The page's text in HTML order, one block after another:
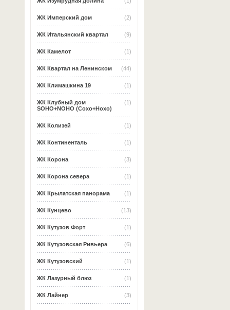
(2)
ЖК Имперский дом
(9)
ЖК Итальянский квартал
(1)
ЖК Камелот
(44)
ЖК Квартал на Ленинском
(1)
ЖК Климашкина 19
(1)
ЖК Клубный дом
SOHO+NOHO (Сохо+Нохо)
(1)
ЖК Колизей
(1)
ЖК Континенталь
(3)
ЖК Корона
(1)
ЖК Корона севера
(1)
ЖК Крылатская панорама
(13)
ЖК Кунцево
(1)
ЖК Кутузов Форт
(6)
ЖК Кутузовская Ривьера
(1)
ЖК Кутузовский
(1)
ЖК Лазурный блюз
(3)
ЖК Лайнер